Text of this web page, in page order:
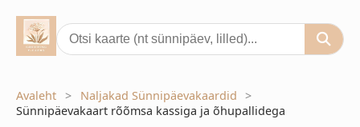
Avaleht
Naljakad Sünnipäevakaardid
Sünnipäevakaart rõõmsa kassiga ja õhupallidega